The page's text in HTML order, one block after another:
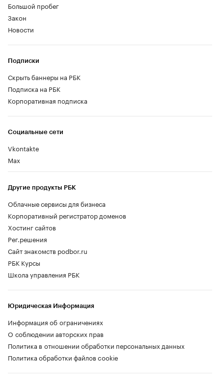
Большой пробег
Закон
Новости
Социальные сети
Vkontakte
Max
Другие продукты РБК
Облачные сервисы для бизнеса
Корпоративный регистратор доменов
Хостинг сайтов
Рег.решения
Сайт знакомств podbor.ru
РБК Курсы
Школа управления РБК
Подписки
Скрыть баннеры на РБК
Подписка на РБК
Корпоративная подписка
Юридическая Информация
Информация об ограничениях
О соблюдении авторских прав
Политика в отношении обработки персональных данных
Политика обработки файлов cookie